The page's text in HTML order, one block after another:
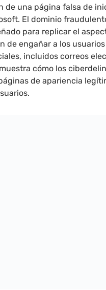
de una página falsa de
El dominio
para replicar el
de engañar a los
incluidos correos
cómo los
de apariencia